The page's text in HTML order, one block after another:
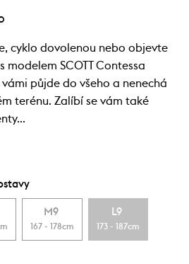
cyklo dovolenou nebo objevte
modelem SCOTT Contessa
půjde do všeho a nenechá
terénu. Zalíbí se vám také
M9
167 - 178cm
L9
173 - 187cm